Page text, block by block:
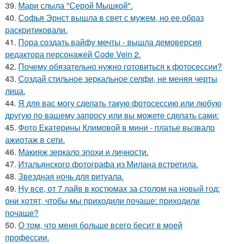
39. Мари слыла "Серой Мышкой".
40. Софья Эрнст вышла в свет с мужем, но ее образ
раскритиковали.
41. Пора создать вайфу мечты - вышла демоверсия
редактора персонажей Code Vein 2.
42. Почему обязательно нужно готовиться к фотосессии?
43. Создай стильное зеркальное селфи, не меняя черты
лица.
44. Я для вас могу сделать такую фотосессию или любую
другую по вашему запросу или вы можете сделать сами:
45. Фото Екатерины Климовой в мини - платье вызвало
ажиотаж в сети.
46. Макияж зеркало эпохи и личности.
47. Итальянского фотографа из Милана встретила.
48. Звездная ночь для ритуала.
49. Ну все, от 7 лайв в костюмах за столом на новый год:
они хотят, чтобы мы приходили почаще: приходили
почаще?
50. О том, что меня больше всего бесит в моей
профессии.